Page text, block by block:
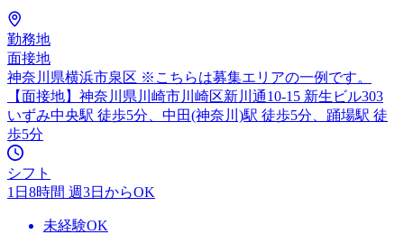
勤務地
面接地
神奈川県横浜市泉区 ※こちらは募集エリアの一例です。
【面接地】神奈川県川崎市川崎区新川通10-15 新生ビル303
いずみ中央駅 徒歩5分、中田(神奈川)駅 徒歩5分、踊場駅 徒
歩5分
シフト
1日8時間 週3日からOK
未経験OK